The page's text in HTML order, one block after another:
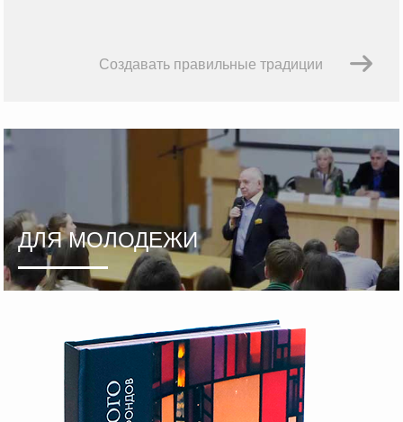
Создавать правильные традиции
ДЛЯ МОЛОДЕЖИ